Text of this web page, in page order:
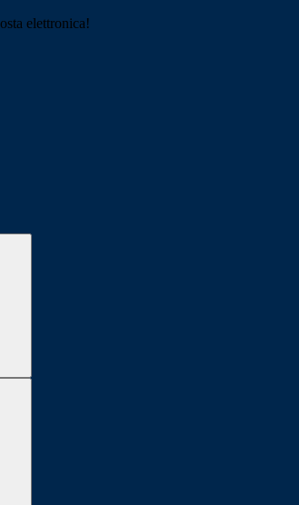
elettronica!